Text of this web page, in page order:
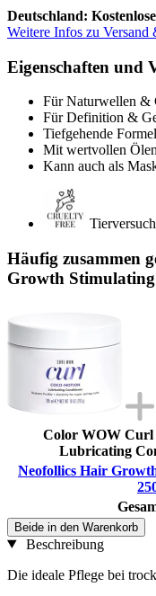
Deutschland:
Weitere Infos zu
Eigenschaften und
Für Naturwellen &
Für Definition &
Tiefgehende Formel
Mit wertvollen Ölen
Kann auch als
Häufig zusammen
Growth
Color WOW Curl
Lubricating
Neofollics Hair
Beide in den Warenkorb
Beschreibung
Die ideale Pflege bei